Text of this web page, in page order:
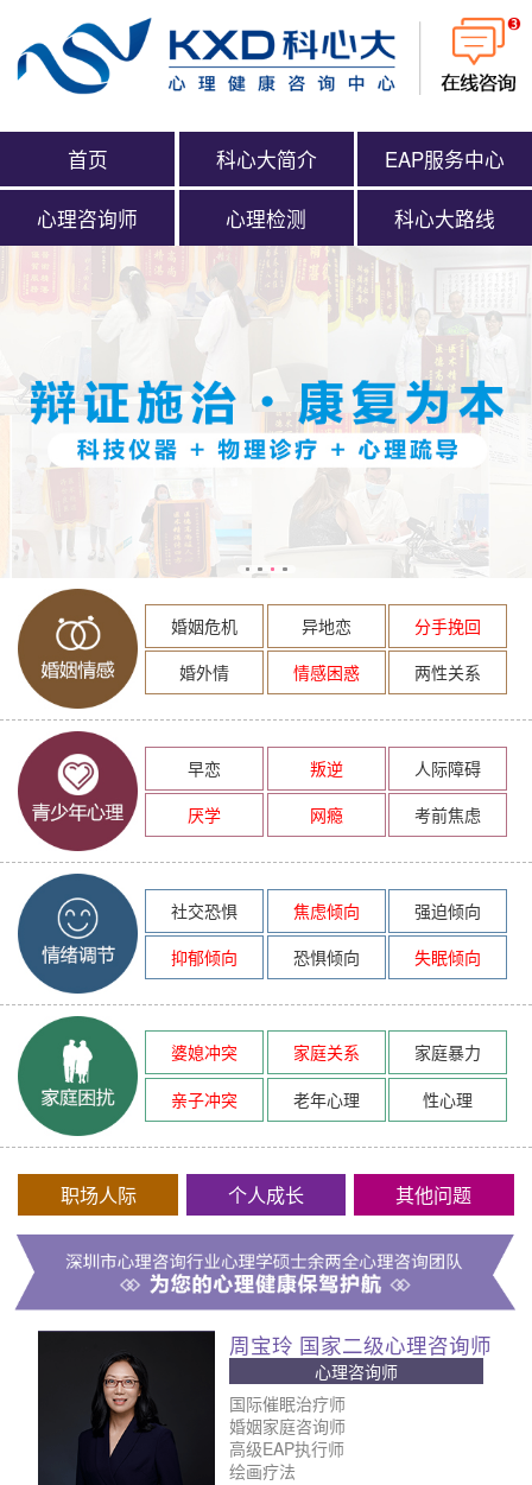
首页 科心大简介 EAP服务中心
心理咨询师 心理检测 科心大路线
婚姻危机 异地恋
分手挽回
婚外情
情感困惑 两性关系
早恋 叛逆
人际障碍
厌学
网瘾 考前焦虑
社交恐惧 焦虑倾向
强迫倾向
抑郁倾向
恐惧倾向 失眠倾向
婆媳冲突 家庭关系
家庭暴力
亲子冲突
老年心理 性心理
职场人际 个人成长 其他问题
周宝玲 国家二级心理咨询师
心理咨询师
国际催眠治疗师
婚姻家庭咨询师
高级EAP执行师
绘画疗法